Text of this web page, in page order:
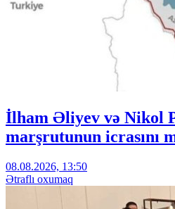
İlham Əliyev və Nikol
marşrutunun icrasını
08.08.2026, 13:50
Ətraflı oxumaq